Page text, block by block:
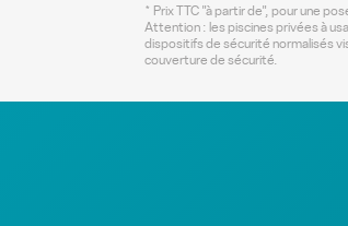
* Prix TTC "à partir de", pour une
Attention : les piscines privées à
dispositifs de sécurité normalisés
couverture de sécurité.